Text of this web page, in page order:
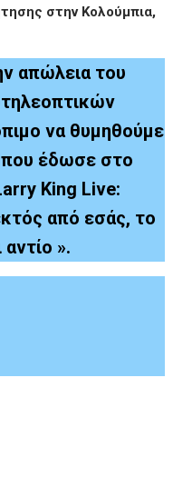
στην Κολούμπια,
απώλεια του
να θυμηθούμε
που έδωσε στο
King Live:
από εσάς, το
».